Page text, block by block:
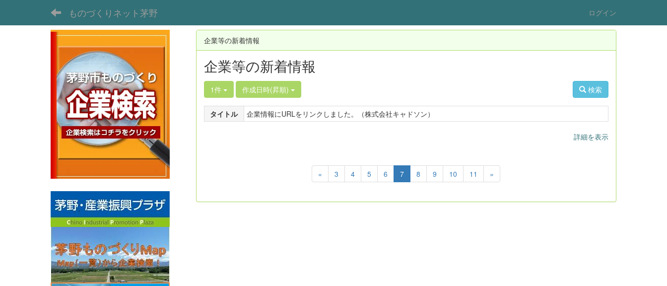
ものづくりネット茅野 ログイン
企業等の新着情報
企業等の新着情報
1件 作成日時(昇順) 検索
タイトル 企業情報にURLをリンクしました。（株式会社キャドソン）
詳細を表示
« 3 4 5 6 7 8 9 10 11 »